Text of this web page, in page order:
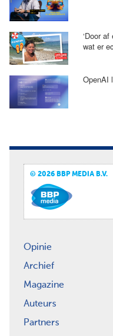
‘Door
wat er
OpenAI
© 2026 BBP MEDIA B.V.
Opinie
Archief
Magazine
Auteurs
Partners